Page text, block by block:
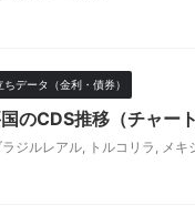
ちデータ（金利・債券）
のCDS推移（チャー
ラジルレアル, トルコリラ , メキ